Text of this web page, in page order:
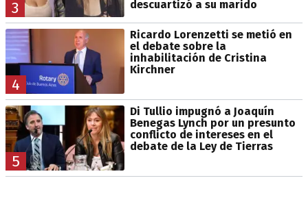
3 descuartizó a su marido
4
Ricardo Lorenzetti se metió en
el debate sobre la
inhabilitación de Cristina
Kirchner
5
Di Tullio impugnó a Joaquín
Benegas Lynch por un presunto
conflicto de intereses en el
debate de la Ley de Tierras